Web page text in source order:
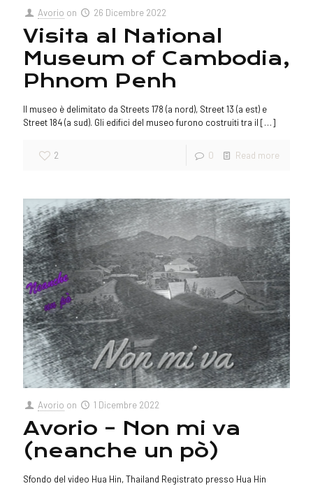
Avorio on 26 Dicembre 2022
Visita al National
Museum of Cambodia,
Phnom Penh
Il museo è delimitato da Streets 178 (a nord), Street 13 (a est) e
Street 184 (a sud). Gli edifici del museo furono costruiti tra il […]
2 0 Read more
Avorio on 1 Dicembre 2022
Avorio – Non mi va
(neanche un pò)
Sfondo del video Hua Hin, Thailand Registrato presso Hua Hin